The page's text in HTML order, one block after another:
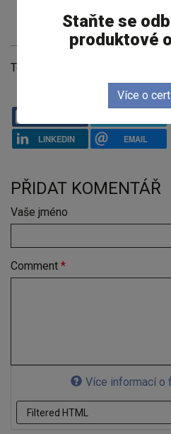
Témata
LINKEDIN
EMAIL
PŘIDAT KOMENTÁŘ
Vaše jméno
Comment *
Více informací o
Staňte se
produktové
Více o